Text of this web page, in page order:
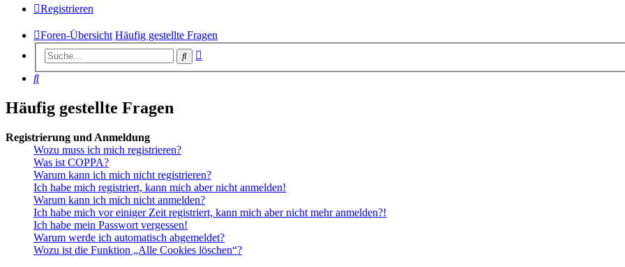
Registrieren
Foren-Übersicht Häufig gestellte Fragen
Suche
Suche
Häufig gestellte Fragen
Registrierung und Anmeldung
Wozu muss ich mich registrieren?
Was ist COPPA?
Warum kann ich mich nicht registrieren?
Ich habe mich registriert, kann mich aber nicht anmelden!
Warum kann ich mich nicht anmelden?
Ich habe mich vor einiger Zeit registriert, kann mich aber nicht mehr anmelden?!
Ich habe mein Passwort vergessen!
Warum werde ich automatisch abgemeldet?
Wozu ist die Funktion „Alle Cookies löschen“?